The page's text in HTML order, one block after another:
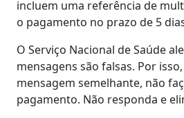
incluem uma referência de
o pagamento no prazo de 5
O Serviço Nacional de Saúde
mensagens são falsas. Por
mensagem semelhante, não
pagamento. Não responda e